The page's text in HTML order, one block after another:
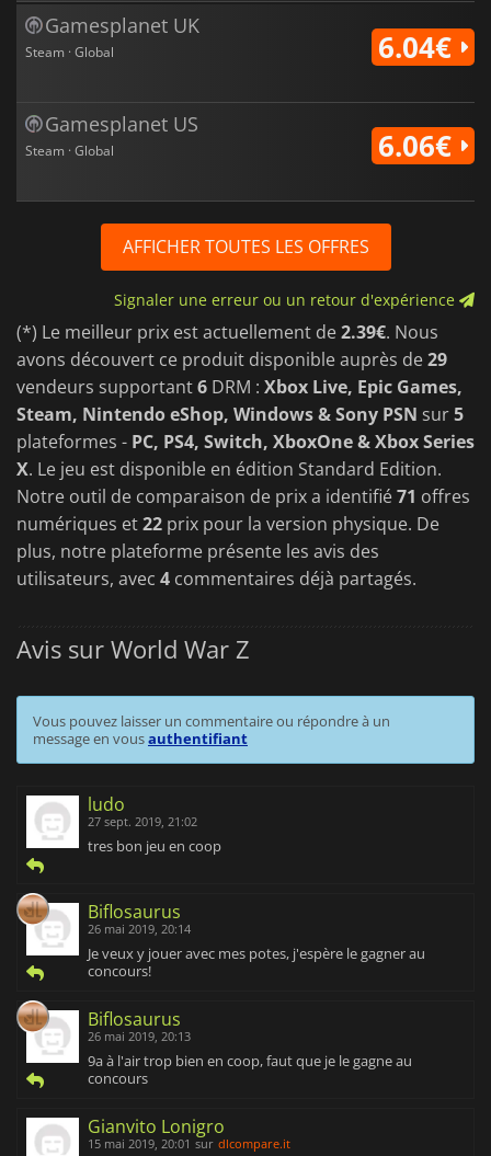
Gamesplanet UK
Steam · Global 6.04€
Gamesplanet US
Steam · Global 6.06€
AFFICHER TOUTES LES OFFRES
Signaler une erreur ou un retour d'expérience
(*) Le meilleur prix est actuellement de2.39€. Nous
avons découvert ce produit disponible auprès de29
vendeurs supportant6 DRM : Xbox Live, Epic Games,
Steam, Nintendo eShop, Windows & Sony PSN sur5
plateformes - PC, PS4, Switch, XboxOne & Xbox Series
X. Le jeu est disponible en édition Standard Edition.
Notre outil de comparaison de prix a identifié71 offres
numériques et22 prix pour la version physique. De
plus, notre plateforme présente les avis des
utilisateurs, avec 4 commentaires déjà partagés.
Avis sur World War Z
Vous pouvez laisser un commentaire ou répondre à un
message en vousauthentifiant
ludo
27 sept. 2019, 21:02
tres bon jeu en coop
Biflosaurus
26 mai 2019, 20:14
Je veux y jouer avec mes potes, j'espère le gagner au
concours!
Biflosaurus
26 mai 2019, 20:13
9a à l'air trop bien en coop, faut que je le gagne au
concours
Gianvito Lonigro
15 mai 2019, 20:01 sur dlcompare.it